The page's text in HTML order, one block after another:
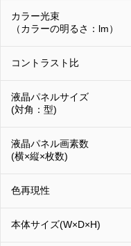
カラー光束
（カラーの明るさ：lm）
コントラスト比
液晶パネルサイズ
(対角：型)
液晶パネル画素数
(横×縦×枚数)
色再現性
本体サイズ(W×D×H)